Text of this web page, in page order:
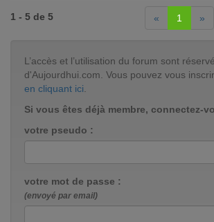
1 - 5 de 5 « 1 »
L’accès et l’utilisation du forum sont
d'Aujourdhui.com. Vous pouvez vous
en cliquant ici.
Si vous êtes déjà membre, connectez-
votre pseudo :
votre mot de passe :
(envoyé par email)